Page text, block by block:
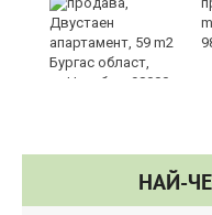
НАЙ-